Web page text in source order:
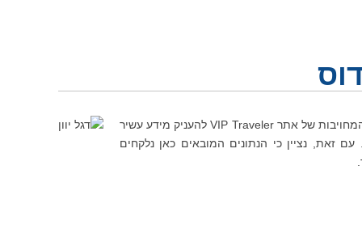
אנו מציעים ללקוחותינו תכנון, ייעוץ ובניית מסלול טיול מותאם אישית באי רודוס וכחלק מהמחויבות של אתר VIP Traveler להעניק מידע עשיר
זאת, נציין כי הנתונים המובאים כאן נלקחים